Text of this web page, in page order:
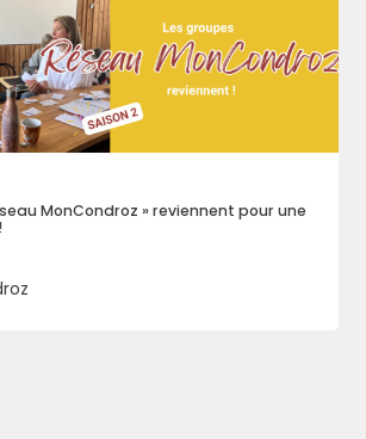
MonCondroz » reviennent pour une